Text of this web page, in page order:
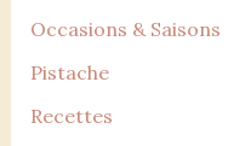
Occasions & Saisons
Pistache
Recettes